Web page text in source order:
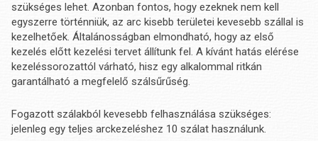
szükséges lehet. Azonban fontos, hogy ezeknek nem kell
egyszerre történniük, az arc kisebb területei kevesebb szállal is
kezelhetőek. Általánosságban elmondható, hogy az első
kezelés előtt kezelési tervet állítunk fel. A kívánt hatás elérése
kezeléssorozattól várható, hisz egy alkalommal ritkán
garantálható a megfelelő szálsűrűség.
Fogazott szálakból kevesebb felhasználása szükséges:
jelenleg egy teljes arckezeléshez 10 szálat használunk.